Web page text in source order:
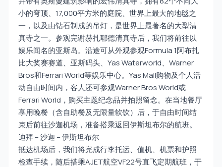
小的穹顶、17,000平方米的庭院、世界上最大的地毯之
一，以及由钻石制成的吊灯，是世界上最著名的大型清
真寺之一。参观完谢赫扎耶德清真寺后，我们将前往以
娱乐闻名的亚斯岛。沿途可从外观参观Formula 1阿布扎
比大奖赛赛道、亚斯码头、Yas Waterworld、Warner
Bros和Ferrari World等娱乐中心。Yas Mall购物及个人活
动自由时间内，客人还可参观Warner Bros World或
Ferrari World，购买主题纪念品并拍照留念。在当地餐厅
享用晚餐（含自助餐及无限量软饮）后，于自由时间结
束后前往沙迦机场，准备搭乘返回伊斯坦布尔的航班。
迪拜 – 沙迦 – 伊斯坦布尔
抵达机场后，我们将完成行李托运、值机、机票和护照
检查手续，随后搭乘AJET航空VF22号直飞定期航班，于